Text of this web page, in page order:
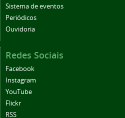
Sistema de eventos
Periódicos
Ouvidoria
Redes Sociais
Facebook
Instagram
YouTube
Flickr
RSS